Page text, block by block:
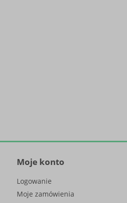
Moje konto
Logowanie
Moje zamówienia